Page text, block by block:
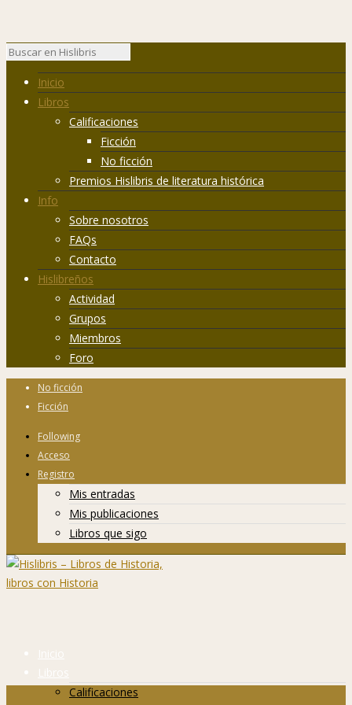
Inicio
Libros
Calificaciones
Ficción
No ficción
Premios Hislibris de literatura histórica
Info
Sobre nosotros
FAQs
Contacto
Hislibreños
Actividad
Grupos
Miembros
Foro
No ficción
Ficción
Following
Acceso
Registro
Mis entradas
Mis publicaciones
Libros que sigo
Inicio
Libros
Calificaciones